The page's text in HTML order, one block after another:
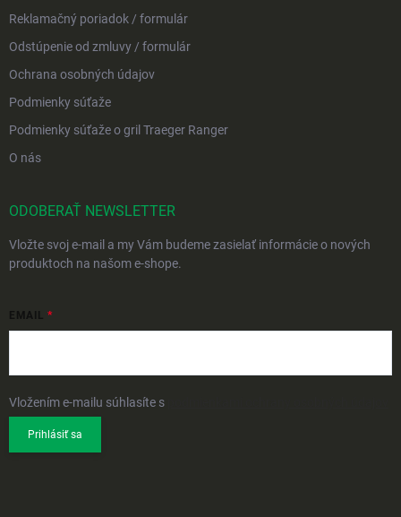
Reklamačný poriadok / formulár
Odstúpenie od zmluvy / formulár
Ochrana osobných údajov
Podmienky súťaže
Podmienky súťaže o gril Traeger Ranger
O nás
ODOBERAŤ NEWSLETTER
Vložte svoj e-mail a my Vám budeme zasielať informácie o nových
produktoch na našom e-shope.
EMAIL
Vložením e-mailu súhlasíte s
Prihlásiť sa